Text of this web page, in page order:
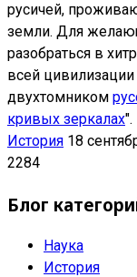
русичей,
земли. Для
разобраться в
всей
двухтомником
кривых зеркалах".
История 18
2284
Блог
Наука
История